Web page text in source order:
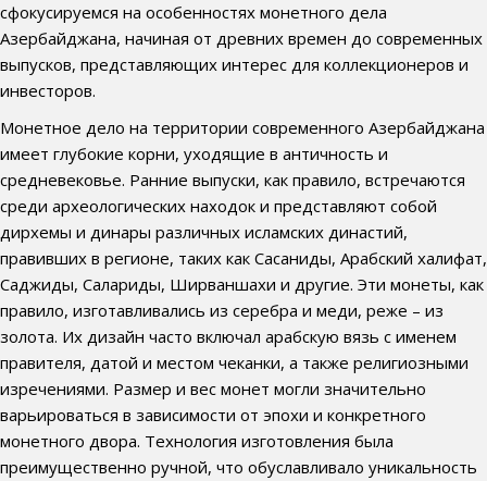
сфокусируемся на особенностях монетного дела
Азербайджана, начиная от древних времен до современных
выпусков, представляющих интерес для коллекционеров и
инвесторов.
Монетное дело на территории современного Азербайджана
имеет глубокие корни, уходящие в античность и
средневековье. Ранние выпуски, как правило, встречаются
среди археологических находок и представляют собой
дирхемы и динары различных исламских династий,
правивших в регионе, таких как Сасаниды, Арабский халифат,
Саджиды, Салариды, Ширваншахи и другие. Эти монеты, как
правило, изготавливались из серебра и меди, реже – из
золота. Их дизайн часто включал арабскую вязь с именем
правителя, датой и местом чеканки, а также религиозными
изречениями. Размер и вес монет могли значительно
варьироваться в зависимости от эпохи и конкретного
монетного двора. Технология изготовления была
преимущественно ручной, что обуславливало уникальность